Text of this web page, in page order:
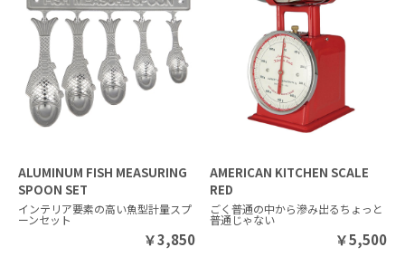
ALUMINUM FISH MEASURING
SPOON SET
インテリア要素の高い魚型計量スプ
ーンセット
￥3,850
AMERICAN KITCHEN SCALE
RED
ごく普通の中から滲み出るちょっと
普通じゃない
￥5,500